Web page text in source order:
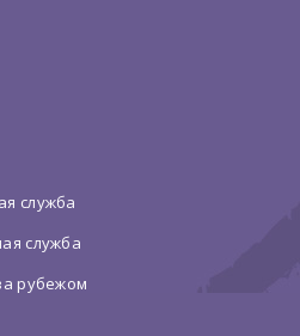
служба
служба
рубежом